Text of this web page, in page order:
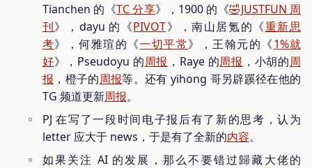
Tianchen 的《TC 分享》，1900 的《🤣JUSTFUN 周
刊》，dayu 的《PIVOT》，南山居氪的《重新思
考》，何雅瑄的《一切平常》，王翰元的《1%就
好》，Pseudoyu 的周报 ，Raye 的周报 ，小胡的周
报 ，橙子的周报等。还有 yihong 哥另辟蹊径在他的
TG 频道更新周报。
PJ 在写了一段时间电子报后有了新的思考，认为
letter 应大于 news，于是有了全新的内容。
如果关注 AI 的发展，那么不要错过歸藏大佬的